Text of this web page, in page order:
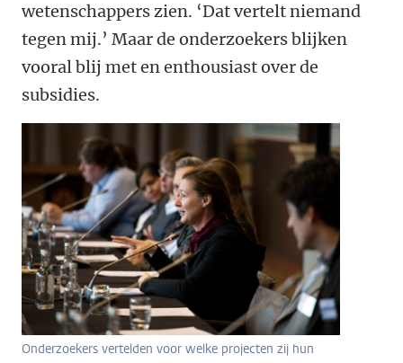
wetenschappers zien. ‘Dat vertelt niemand
tegen mij.’ Maar de onderzoekers blijken
vooral blij met en enthousiast over de
subsidies.
Onderzoekers vertelden voor welke projecten zij hun